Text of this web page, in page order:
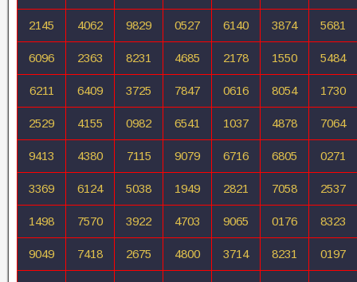
2145 4062 9829 0527 6140 3874 5681
6096 2363 8231 4685 2178 1550 5484
6211 6409 3725 7847 0616 8054 1730
2529 4155 0982 6541 1037 4878 7064
9413 4380 7115 9079 6716 6805 0271
3369 6124 5038 1949 2821 7058 2537
1498 7570 3922 4703 9065 0176 8323
9049 7418 2675 4800 3714 8231 0197